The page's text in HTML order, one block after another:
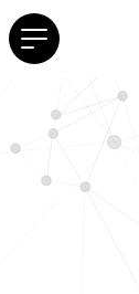
Afficher
le